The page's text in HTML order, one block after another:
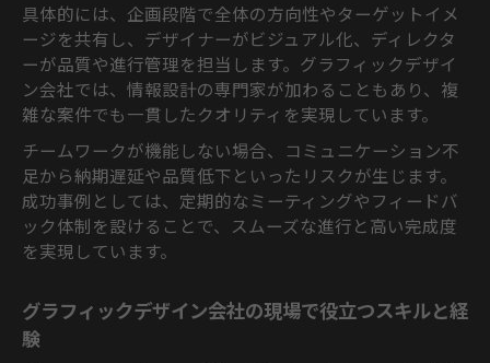
デザイン会社ランキングに入る理由とポイ
ント
グラフィックデザイン会社ランキングで評
価される基準
おしゃれなデザイン会社が注目される背景
と特徴
デザイン会社がランキングで選ばれるため
の工夫
グラフィックデザイン会社一覧から見る企
業の強み
具体的には、企画段階で全体の方向性やターゲットイメ
ージを共有し、デザイナーがビジュアル化、ディレクタ
ーが品質や進行管理を担当します。グラフィックデザイ
ン会社では、情報設計の専門家が加わることもあり、複
雑な案件でも一貫したクオリティを実現しています。
チームワークが機能しない場合、コミュニケーション不
足から納期遅延や品質低下といったリスクが生じます。
成功事例としては、定期的なミーティングやフィードバ
ック体制を設けることで、スムーズな進行と高い完成度
を実現しています。
グラフィックデザイン会社の現場で役立つスキルと経
験